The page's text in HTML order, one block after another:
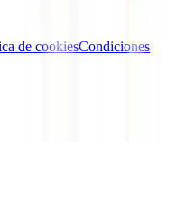
de cookiesCondiciones